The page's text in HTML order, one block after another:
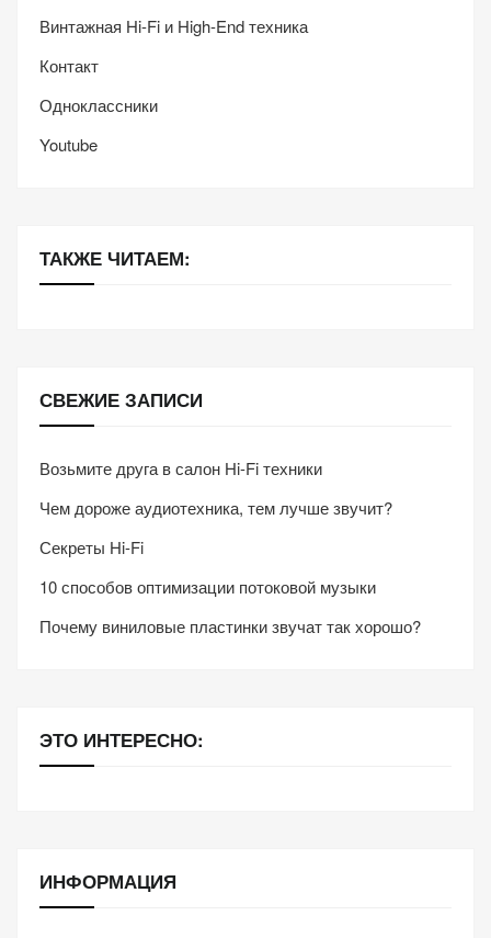
Винтажная Hi-Fi и High-End техника
Контакт
Одноклассники
Youtube
ТАКЖЕ ЧИТАЕМ:
СВЕЖИЕ ЗАПИСИ
Возьмите друга в салон Hi-Fi техники
Чем дороже аудиотехника, тем лучше звучит?
Секреты Hi-Fi
10 способов оптимизации потоковой музыки
Почему виниловые пластинки звучат так хорошо?
ЭТО ИНТЕРЕСНО:
ИНФОРМАЦИЯ